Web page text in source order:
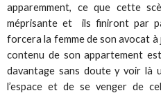
apparemment, ce que cette
méprisante et ils finiront par
forcera la femme de son avocat
contenu de son appartement
davantage sans doute y voir là
l’espace et de se venger de